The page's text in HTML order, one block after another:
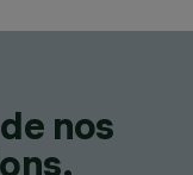
nos